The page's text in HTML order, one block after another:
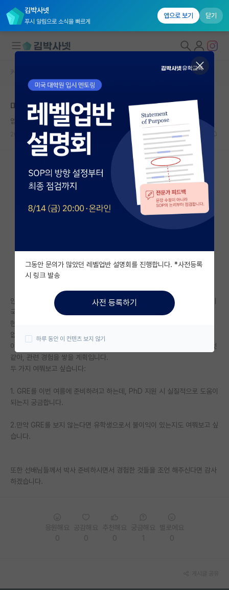
김박사넷
푸시 알림으로 소식을 빠르게
앱으로 보기 닫기
대학원생 모집
국내대학원 정보
연구실&오픈랩
커뮤니티
커뮤니티 홈
전체글보기
베스트 게시판
자유 게시판(아무개랩)
미국 유학 게시판
미국 대학원 합격 후기 게시판
대학원생 모집 게시판
연구실(PI) 홍보 게시판
석박사 채용 정보 게시판
임용 정보 게시판
취업 게시판
PI 전용 게시판
커뮤니티 홈
미국 대학원 PhD 조언 부탁 드립니다.
염세적인 앙투안 라부아지에
2026.05.18 12 5077
안녕하세요. 현재 미국 주립대에서 화학공학을 전공하고 있으며, 졸업 후 미
국 대학원 PhD 진학을 목표로 하고 있습니다.
현재 2학년 1학기를 마친 상태이고, GPA는 3.9/4.0입니다. 과외 활동은
없지만 학부 연구생으로 현재 일을 하고 있습니다.
이번 여름방학에는 랩에서 일정 기여를 하면 논문에 이름을 올릴 수 있을 것
같아, 관련 경험을 쌓을 계획입니다.
두 가지 여쭤보고 싶습니다:
1. GRE를 이번 여름에 준비하려고 하는데, PhD 지원 시 실질적으로 도움이
되는지 궁금합니다.
2.만약 GRE를 보지 않는다면 유학생으로서 불이익이 있는지도 여쭤보고 싶
습니다.
또한 선배님들께서 박사 준비하시면서 경험한 것들을 조언 해주신다면 감사
하겠습니다.
그동안 문의가 많았던 레벨업반 설명회를 진행합니다. *사전등록
시 링크 발송
사전 등록하기
하루 동안 이 컨텐츠 보지 않기